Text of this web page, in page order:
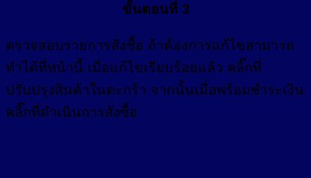
ขั้นตอนที่ 3
ตรวจสอบรายการสั่งซื้อ ถ้าต้องการแก้ไขสามารถ
ทำได้ที่หน้านี้ เมื่อแก้ไขเรียบร้อยแล้ว คลิ๊กที่
ปรับปรุงสินค้าในตะกร้า จากนั้นเมื่อพร้อมชำระเงิน
คลิ๊กที่ดำเนินการสั่งซื้อ